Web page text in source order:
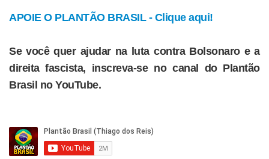
APOIE O PLANTÃO BRASIL - Clique aqui!
Se você quer ajudar na luta contra Bolsonaro e a
direita fascista, inscreva-se no canal do Plantão
Brasil no YouTube.